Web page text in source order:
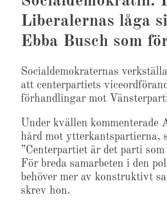
Liberalernas låga
Ebba Busch som
Socialdemokraternas
att centerpartiets
förhandlingar mot
Under kvällen
hård mot ytterkantspartierna,
”Centerpartiet är det parti
För breda samarbeten i den
behöver mer av konstruktivt
skrev hon.